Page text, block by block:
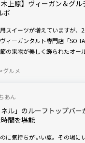
木上原】ヴィーガン＆グ
ポ
スイーツが増えていますが
ィーガンタルト専門店「SO
の果物が美しく飾られたオー
グルメ
あん
ネル」のルーフトップバ
間を堪能
に気持ちがいい夏。その場に